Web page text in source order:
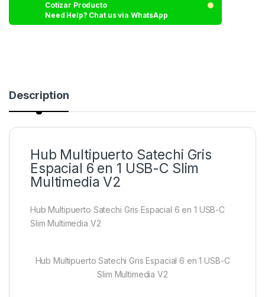
Cotizar Producto
Need Help? Chat us via WhatsApp
Description
Hub Multipuerto Satechi Gris
Espacial 6 en 1 USB-C Slim
Multimedia V2
Hub Multipuerto Satechi Gris Espacial 6 en 1 USB-C
Slim Multimedia V2
Hub Multipuerto Satechi Gris Espacial 6 en 1 USB-C
Slim Multimedia V2